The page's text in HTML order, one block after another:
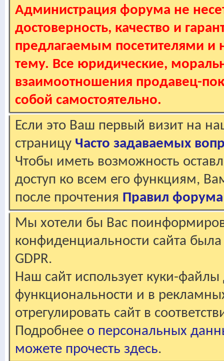
Администрация форума не
достоверность, качество и
предлагаемым посетителями и
тему. Все юридические,
взаимоотношения продавец-
собой самостоятельно.
Если это Ваш первый визит на
страницу Часто задаваемых
Чтобы иметь возможность
доступ ко всем его функциям,
после прочтения Правил форума
Мы хотели бы Вас
конфиденциальности сайта
GDPR.
Наш сайт использует куки-файлы
функциональности и в
отрегулировать сайт в
Подробнее о персональных
можете прочесть здесь.